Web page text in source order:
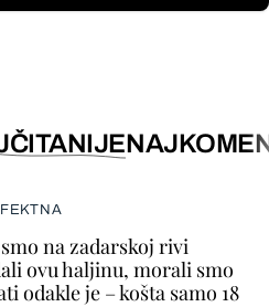
na zadarskoj rivi
ovu haljinu, morali smo
odakle je – košta samo 18